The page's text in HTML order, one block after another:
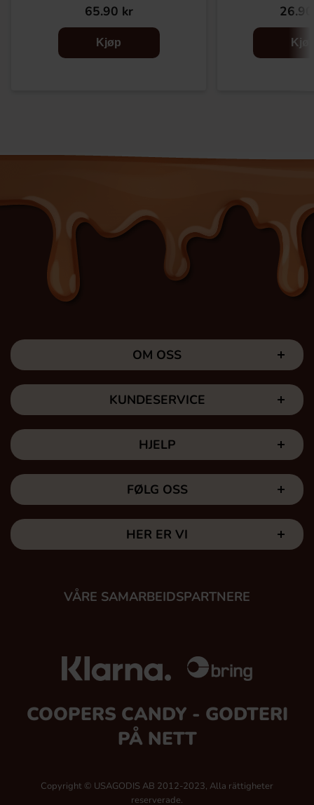
65.90 kr
Kjøp
OM OSS
KUNDESERVICE
HJELP
FØLG OSS
HER ER VI
VÅRE SAMARBEIDSPARTNERE
COOPERS CANDY - GODTERI
PÅ NETT
Copyright © USAGODIS AB 2012-2023, Alla rättigheter
reserverade.